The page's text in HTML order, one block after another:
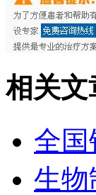
相关文
全
生物